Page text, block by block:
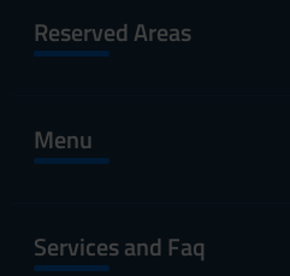
Reserved Areas
Menu
Services and Faq